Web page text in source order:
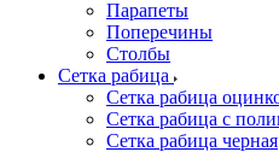
Парапеты
Поперечины
Столбы
Сетка рабица
Сетка рабица
Сетка рабица с
Сетка рабица черная